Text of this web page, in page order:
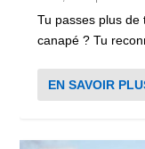
Tu passes plus
canapé ? Tu
EN SAVOIR